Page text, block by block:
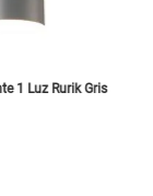
1 Luz Rurik Gris